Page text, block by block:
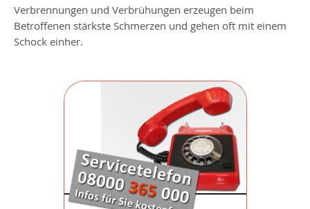
Verbrennungen und Verbrühungen erzeugen beim
Betroffenen stärkste Schmerzen und gehen oft mit einem
Schock einher.